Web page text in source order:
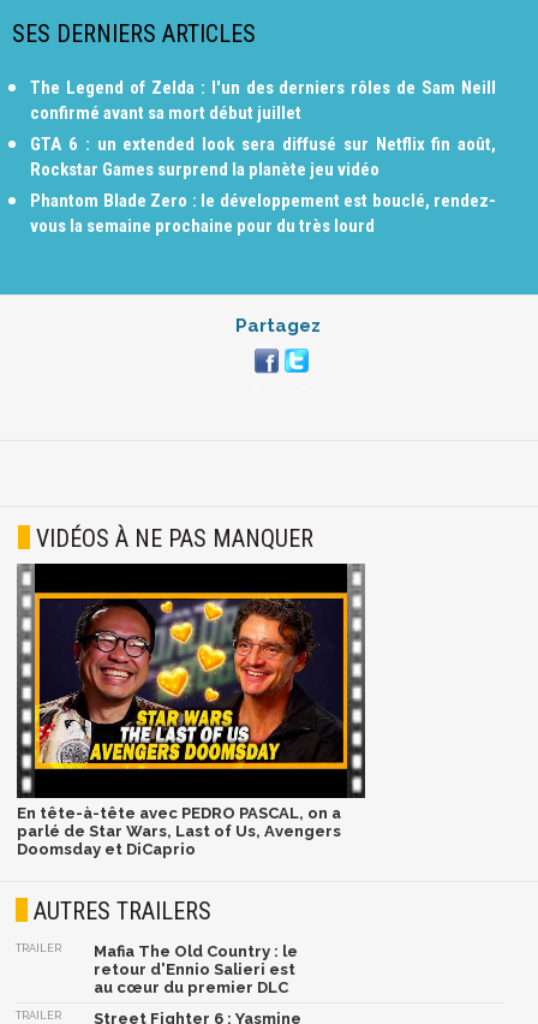
SES DERNIERS ARTICLES
The Legend of Zelda : l'un des derniers rôles de Sam Neill
confirmé avant sa mort début juillet
GTA 6 : un extended look sera diffusé sur Netflix fin août,
Rockstar Games surprend la planète jeu vidéo
Phantom Blade Zero : le développement est bouclé, rendez-
vous la semaine prochaine pour du très lourd
Partagez
VIDÉOS À NE PAS MANQUER
En tête-à-tête avec PEDRO PASCAL, on a
parlé de Star Wars, Last of Us, Avengers
Doomsday et DiCaprio
AUTRES TRAILERS
TRAILER
Mafia The Old Country : le
retour d'Ennio Salieri est
au cœur du premier DLC
TRAILER Street Fighter 6 : Yasmine